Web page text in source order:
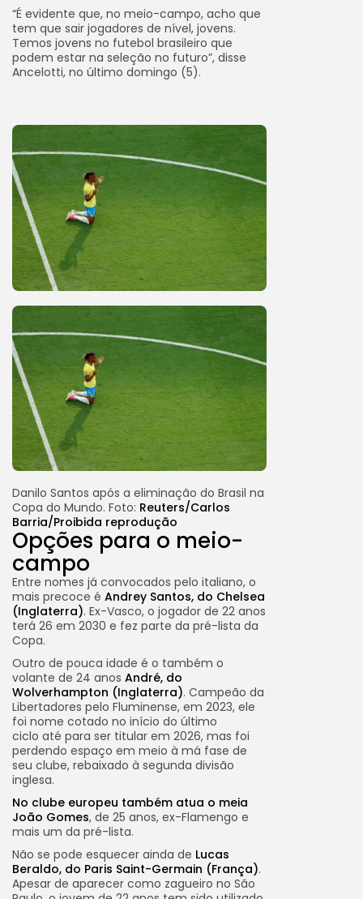
“É evidente que, no meio-campo, acho que
tem que sair jogadores de nível, jovens.
Temos jovens no futebol brasileiro que
podem estar na seleção no futuro”, disse
Ancelotti, no último domingo (5).
Danilo Santos após a eliminação do Brasil na
Copa do Mundo. Foto: Reuters/Carlos
Barria/Proibida reprodução
Opções para o meio-
campo
Entre nomes já convocados pelo italiano, o
mais precoce é Andrey Santos, do Chelsea
(Inglaterra). Ex-Vasco, o jogador de 22 anos
terá 26 em 2030 e fez parte da pré-lista da
Copa.
Outro de pouca idade é o também o
volante de 24 anos André, do
Wolverhampton (Inglaterra). Campeão da
Libertadores pelo Fluminense, em 2023, ele
foi nome cotado no início do último
ciclo até para ser titular em 2026, mas foi
perdendo espaço em meio à má fase de
seu clube, rebaixado à segunda divisão
inglesa.
No clube europeu também atua o meia
João Gomes, de 25 anos, ex-Flamengo e
mais um da pré-lista.
Não se pode esquecer ainda de Lucas
Beraldo, do Paris Saint-Germain (França).
Apesar de aparecer como zagueiro no São